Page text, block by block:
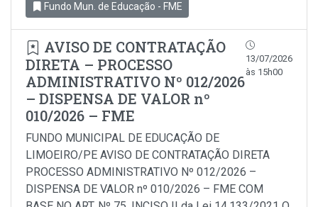
Fundo Mun. de Educação - FME
AVISO DE CONTRATAÇÃO
DIRETA – PROCESSO
ADMINISTRATIVO Nº 012/2026
– DISPENSA DE VALOR nº
010/2026 – FME
13/07/2026
às 15h00
FUNDO MUNICIPAL DE EDUCAÇÃO DE
LIMOEIRO/PE AVISO DE CONTRATAÇÃO DIRETA
PROCESSO ADMINISTRATIVO Nº 012/2026 –
DISPENSA DE VALOR nº 010/2026 – FME COM